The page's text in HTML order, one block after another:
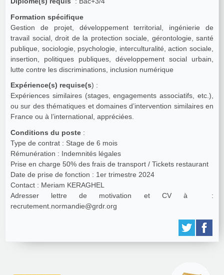
Formation spécifique
Gestion de projet, développement territorial, ingénierie de
travail social, droit de la protection sociale, gérontologie, santé
publique, sociologie, psychologie, interculturalité, action sociale,
insertion, politiques publiques, développement social urbain,
lutte contre les discriminations, inclusion numérique
Expérience(s) requise(s) :
Expériences similaires (stages, engagements associatifs, etc.),
ou sur des thématiques et domaines d’intervention similaires en
France ou à l’international, appréciées.
Conditions du poste :
Type de contrat : Stage de 6 mois
Rémunération : Indemnités légales
Prise en charge 50% des frais de transport / Tickets restaurant
Date de prise de fonction : 1er trimestre 2024
Contact : Meriam KERAGHEL
Adresser lettre de motivation et CV à :
recrutement.normandie@grdr.org